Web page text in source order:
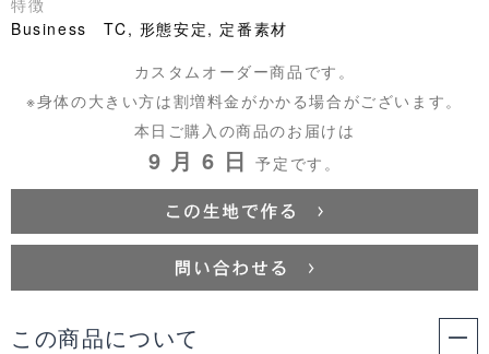
特徴
Business TC, 形態安定, 定番素材
カスタムオーダー商品です。
※身体の大きい方は割増料金がかかる場合がございます。
本日ご購入の商品のお届けは
9 月 6 日予定です。
この商品について